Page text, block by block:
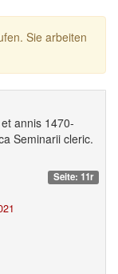
Sie arbeiten
annis 1470-
Seminarii cleric.
Seite: 11r